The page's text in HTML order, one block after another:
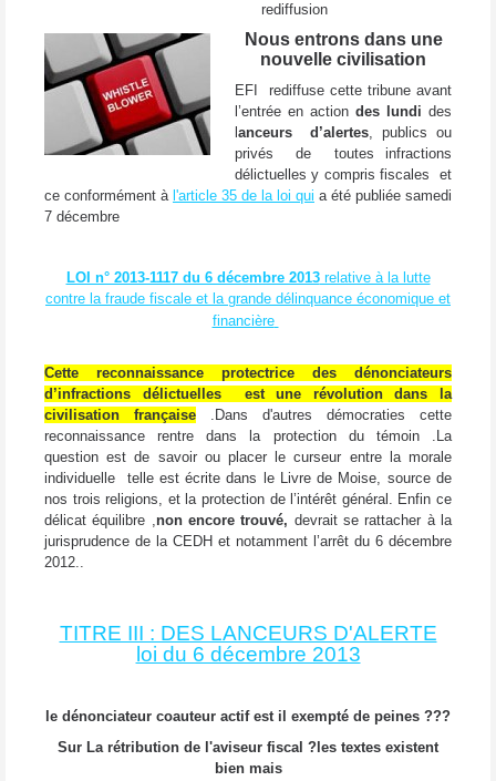
rediffusion
Nous entrons dans une
nouvelle civilisation
EFI rediffuse cette tribune avant
l’entrée en actiondes lundides
lanceurs d’alertes , publics ou
privés de toutes infractions
délictuelles y compris fiscales et
ce conformément à l'article 35 de la loi qui a été publiée samedi
7 décembre
LOI n° 2013-1117 du 6 décembre 2013relative à la lutte
contre la fraude fiscale et la grande délinquance économique et
financière
Cette reconnaissance protectrice des dénonciateurs
d’infractions délictuelles est une révolution dans la
civilisation française .Dans d'autres démocraties cette
reconnaissance rentre dans la protection du témoin .La
question est de savoir ou placer le curseur entre la morale
individuelle telle est écrite dans le Livre de Moise, source de
nos trois religions, et la protection de l’intérêt général. Enfin ce
délicat équilibre ,non encore trouvé, devrait se rattacher à la
jurisprudence de la CEDH et notamment l’arrêt du 6 décembre
2012..
TITRE III : DES LANCEURS D'ALERTE
loi du 6 décembre 2013
le dénonciateur coauteur actif est il exempté de peines ???
Sur La rétribution de l'aviseur fiscal ?les textes existent
bien mais